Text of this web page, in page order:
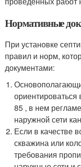
Нормативные
При установке
правил и норм,
документами:
85 , в нем
наружной сети
Если в качестве
скважина или
требования